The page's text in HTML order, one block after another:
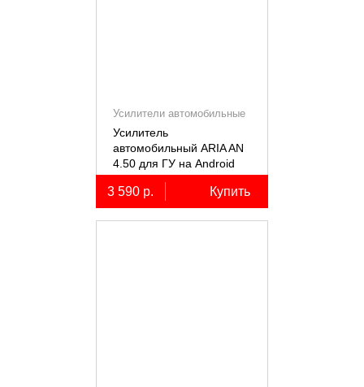
Усилители автомобильные
Усилитель
автомобильный ARIA AN
4.50 для ГУ на Android
3 590 р. Купить